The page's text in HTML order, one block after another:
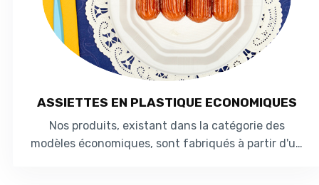
ASSIETTES EN PLASTIQUE ECONOMIQUES
Nos produits, existant dans la catégorie des
modèles économiques, sont fabriqués à partir d'un